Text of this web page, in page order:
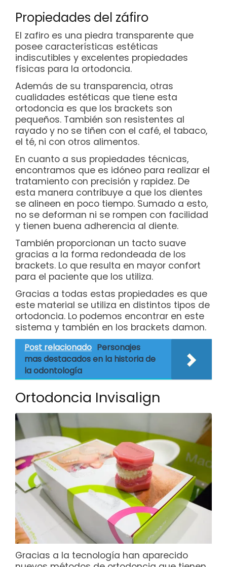
Propiedades del záfiro
El zafiro es una piedra transparente que
posee características estéticas
indiscutibles y excelentes propiedades
físicas para la ortodoncia.
Además de su transparencia, otras
cualidades estéticas que tiene esta
ortodoncia es que los brackets son
pequeños. También son resistentes al
rayado y no se tiñen con el café, el tabaco,
el té, ni con otros alimentos.
En cuanto a sus propiedades técnicas,
encontramos que es idóneo para realizar el
tratamiento con precisión y rapidez. De
esta manera contribuye a que los dientes
se alineen en poco tiempo. Sumado a esto,
no se deforman ni se rompen con facilidad
y tienen buena adherencia al diente.
También proporcionan un tacto suave
gracias a la forma redondeada de los
brackets. Lo que resulta en mayor confort
para el paciente que los utiliza.
Gracias a todas estas propiedades es que
este material se utiliza en distintos tipos de
ortodoncia. Lo podemos encontrar en este
sistema y también en los brackets damon.
Post relacionado Personajes
mas destacados en la historia de
la odontología
Ortodoncia Invisalign
Gracias a la tecnología han aparecido